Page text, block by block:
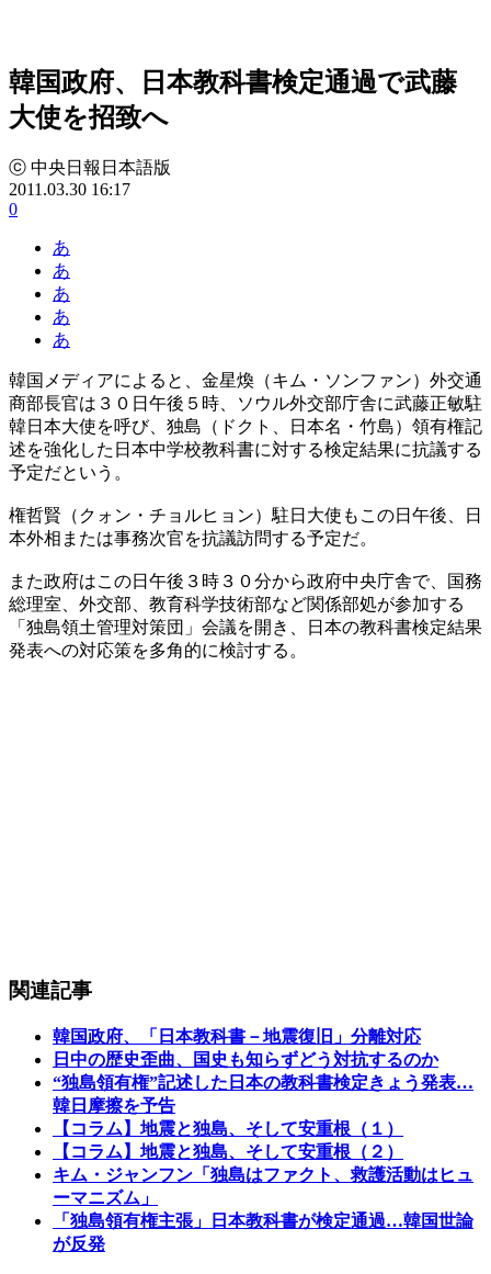
韓国政府、日本教科書検定通過で武藤
大使を招致へ
ⓒ 中央日報日本語版
2011.03.30 16:17
0
あ
あ
あ
あ
あ
韓国メディアによると、金星煥（キム・ソンファン）外交通
商部長官は３０日午後５時、ソウル外交部庁舎に武藤正敏駐
韓日本大使を呼び、独島（ドクト、日本名・竹島）領有権記
述を強化した日本中学校教科書に対する検定結果に抗議する
予定だという。
権哲賢（クォン・チョルヒョン）駐日大使もこの日午後、日
本外相または事務次官を抗議訪問する予定だ。
また政府はこの日午後３時３０分から政府中央庁舎で、国務
総理室、外交部、教育科学技術部など関係部処が参加する
「独島領土管理対策団」会議を開き、日本の教科書検定結果
発表への対応策を多角的に検討する。
関連記事
韓国政府、「日本教科書－地震復旧」分離対応
日中の歴史歪曲、国史も知らずどう対抗するのか
“独島領有権”記述した日本の教科書検定きょう発表…
韓日摩擦を予告
【コラム】地震と独島、そして安重根（１）
【コラム】地震と独島、そして安重根（２）
キム・ジャンフン「独島はファクト、救護活動はヒュ
ーマニズム」
「独島領有権主張」日本教科書が検定通過…韓国世論
が反発